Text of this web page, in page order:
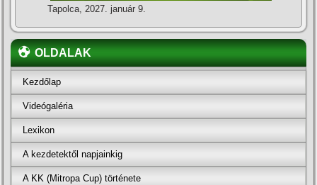
Tapolca, 2027. január 9.
OLDALAK
Kezdőlap
Videógaléria
Lexikon
A kezdetektől napjainkig
A KK (Mitropa Cup) története